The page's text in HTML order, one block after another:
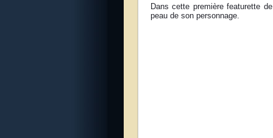
Dans cette première featurette
peau de son personnage.